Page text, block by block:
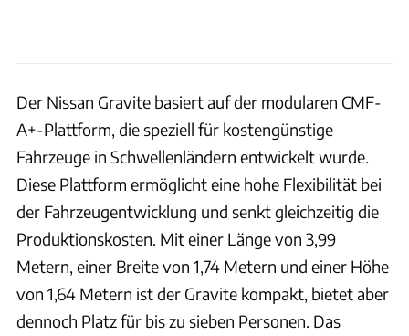
Der Nissan Gravite basiert auf der modularen CMF-
A+-Plattform, die speziell für kostengünstige
Fahrzeuge in Schwellenländern entwickelt wurde.
Diese Plattform ermöglicht eine hohe Flexibilität bei
der Fahrzeugentwicklung und senkt gleichzeitig die
Produktionskosten. Mit einer Länge von 3,99
Metern, einer Breite von 1,74 Metern und einer Höhe
von 1,64 Metern ist der Gravite kompakt, bietet aber
dennoch Platz für bis zu sieben Personen. Das